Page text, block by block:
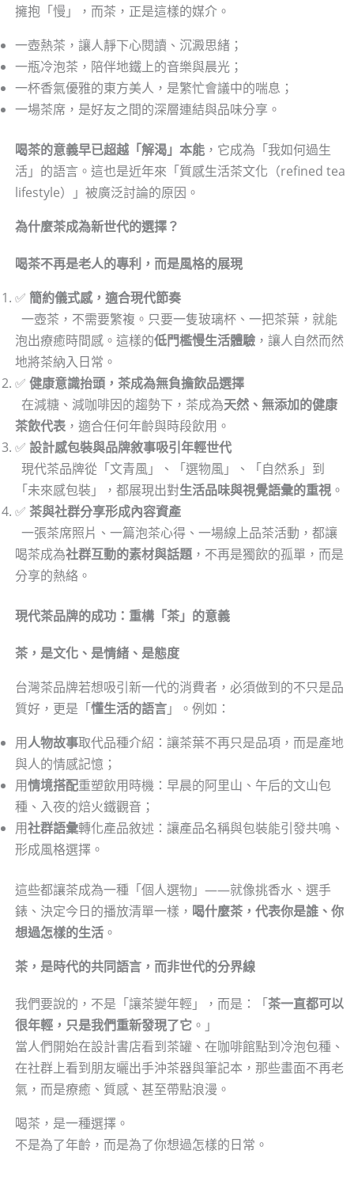
擁抱「慢」，而茶，正是這樣的媒介。
一壺熱茶，讓人靜下心閱讀、沉澱思緒；
一瓶冷泡茶，陪伴地鐵上的音樂與晨光；
一杯香氣優雅的東方美人，是繁忙會議中的喘息；
一場茶席，是好友之間的深層連結與品味分享。
喝茶的意義早已超越「解渴」本能，它成為「我如何過生
活」的語言。這也是近年來「質感生活茶文化（refined tea
lifestyle）」被廣泛討論的原因。
為什麼茶成為新世代的選擇？
喝茶不再是老人的專利，而是風格的展現
✅ 簡約儀式感，適合現代節奏
一壺茶，不需要繁複。只要一隻玻璃杯、一把茶葉，就能
泡出療癒時間感。這樣的低門檻慢生活體驗，讓人自然而然
地將茶納入日常。
✅ 健康意識抬頭，茶成為無負擔飲品選擇
在減糖、減咖啡因的趨勢下，茶成為天然、無添加的健康
茶飲代表，適合任何年齡與時段飲用。
✅ 設計感包裝與品牌敘事吸引年輕世代
現代茶品牌從「文青風」、「選物風」、「自然系」到
「未來感包裝」，都展現出對生活品味與視覺語彙的重視。
✅ 茶與社群分享形成內容資產
一張茶席照片、一篇泡茶心得、一場線上品茶活動，都讓
喝茶成為社群互動的素材與話題，不再是獨飲的孤單，而是
分享的熱絡。
現代茶品牌的成功：重構「茶」的意義
茶，是文化、是情緒、是態度
台灣茶品牌若想吸引新一代的消費者，必須做到的不只是品
質好，更是「懂生活的語言」。例如：
用人物故事取代品種介紹：讓茶葉不再只是品項，而是產地
與人的情感記憶；
用情境搭配重塑飲用時機：早晨的阿里山、午后的文山包
種、入夜的焙火鐵觀音；
用社群語彙轉化產品敘述：讓產品名稱與包裝能引發共鳴、
形成風格選擇。
這些都讓茶成為一種「個人選物」——就像挑香水、選手
錶、決定今日的播放清單一樣， 喝什麼茶，代表你是誰、你
想過怎樣的生活。
茶，是時代的共同語言，而非世代的分界線
我們要說的，不是「讓茶變年輕」，而是：「茶一直都可以
很年輕，只是我們重新發現了它。」
當人們開始在設計書店看到茶罐、在咖啡館點到冷泡包種、
在社群上看到朋友曬出手沖茶器與筆記本，那些畫面不再老
氣，而是療癒、質感、甚至帶點浪漫。
喝茶，是一種選擇。
不是為了年齡，而是為了你想過怎樣的日常。